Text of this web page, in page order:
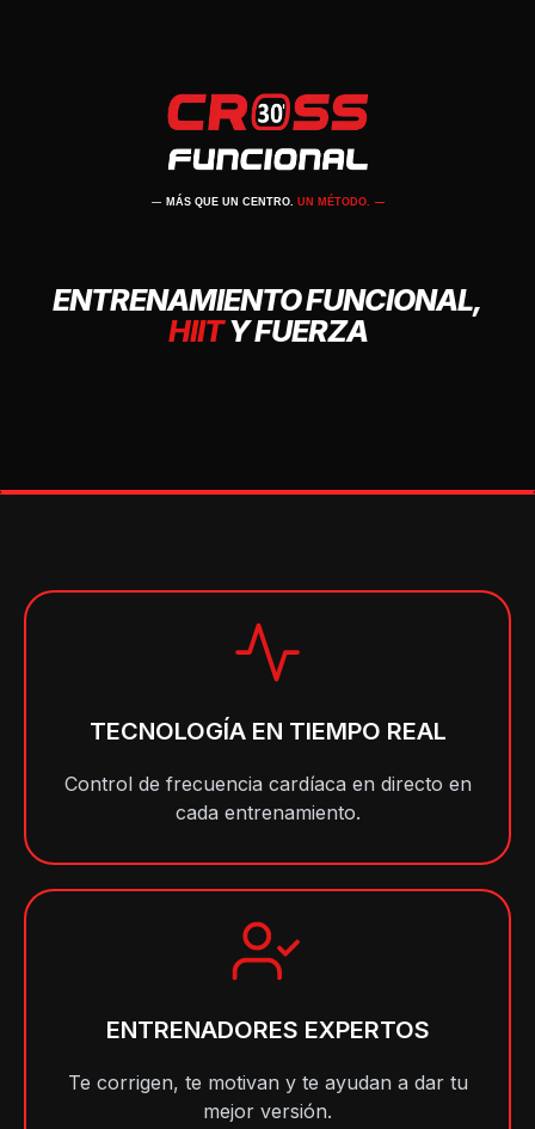
MÁS QUE UN CENTRO. UN MÉTODO.
ENTRENAMIENTO FUNCIONAL,
HIITY FUERZA
TECNOLOGÍA EN TIEMPO REAL
Control de frecuencia cardíaca en directo en
cada entrenamiento.
ENTRENADORES EXPERTOS
Te corrigen, te motivan y te ayudan a dar tu
mejor versión.